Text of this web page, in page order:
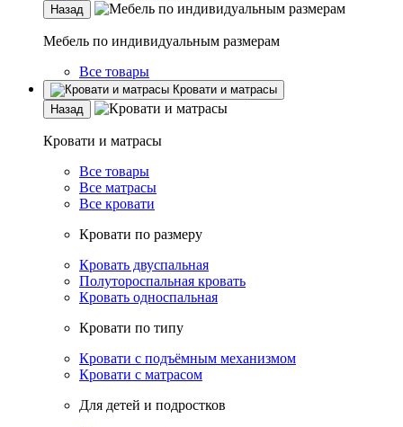
Назад
Мебель по индивидуальным размерам
Все товары
Кровати и матрасы
Назад
Кровати и матрасы
Все товары
Все матрасы
Все кровати
Кровати по размеру
Кровать двуспальная
Полутороспальная кровать
Кровать односпальная
Кровати по типу
Кровати с подъёмным механизмом
Кровати с матрасом
Для детей и подростков